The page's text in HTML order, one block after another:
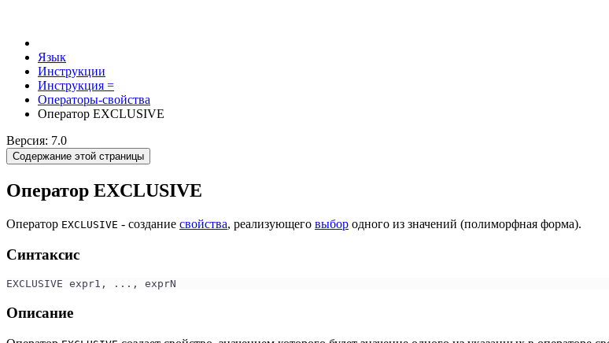
Язык
Инструкции
Инструкция =
Операторы-свойства
Оператор EXCLUSIVE
Версия: 7.0
Содержание этой страницы
Оператор EXCLUSIVE
Оператор EXCLUSIVE - создание свойства, реализующего выбор одного из значений (полиморфная форма).
Синтаксис
EXCLUSIVE expr1, ..., exprN
Описание